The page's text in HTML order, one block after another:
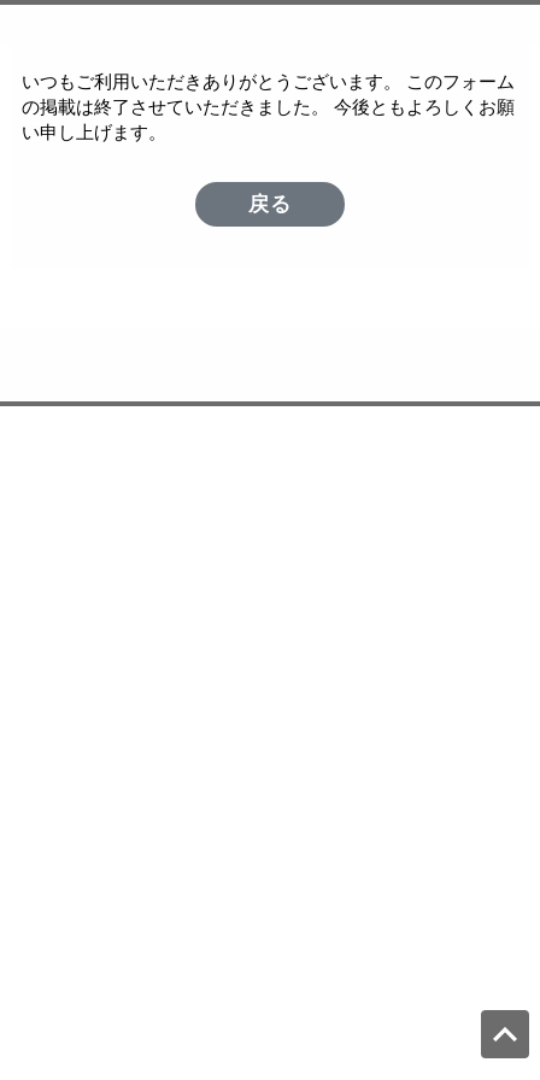
いつもご利用いただきありがとうございます。 このフォーム
の掲載は終了させていただきました。 今後ともよろしくお願
い申し上げます。
戻る